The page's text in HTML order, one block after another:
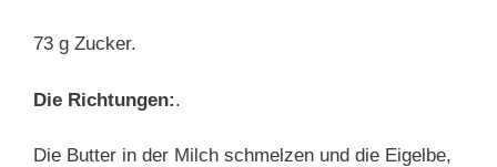
73 g Zucker.
Die Richtungen:.
Die Butter in der Milch schmelzen und die Eigelbe,